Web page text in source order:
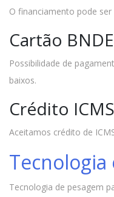
O financiamento pode
Cartão
Possibilidade de
baixos.
Crédito ICMS
Aceitamos crédito de
Tecnologia
Tecnologia de pesagem